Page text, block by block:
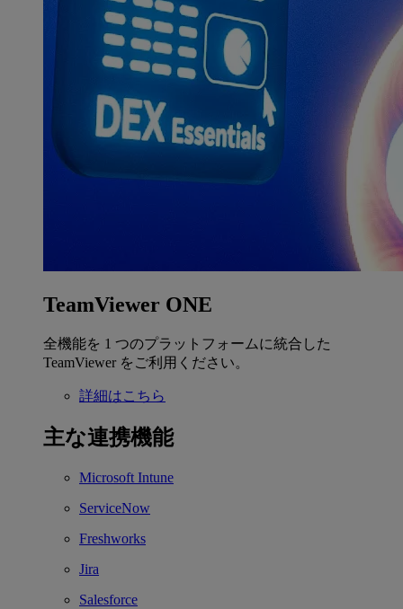
TeamViewer ONE
全機能を 1 つのプラットフォームに統合した
TeamViewer をご利用ください。
詳細はこちら
主な連携機能
Microsoft Intune
ServiceNow
Freshworks
Jira
Salesforce